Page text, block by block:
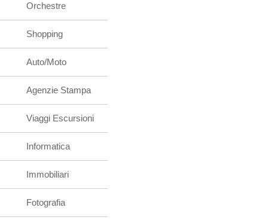
Orchestre
Shopping
Auto/Moto
Agenzie Stampa
Viaggi Escursioni
Informatica
Immobiliari
Fotografia